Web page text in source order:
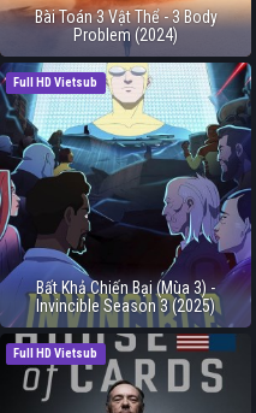
Bài Toán 3 Vật Thể - 3 Body
Problem (2024)
Full HD Vietsub
Bất Khả Chiến Bại (Mùa 3) -
Invincible Season 3 (2025)
Full HD Vietsub